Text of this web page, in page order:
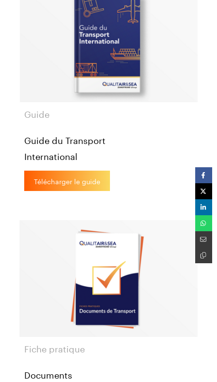
Guide
Guide du Transport
International
Télécharger le guide
Fiche pratique
Documents